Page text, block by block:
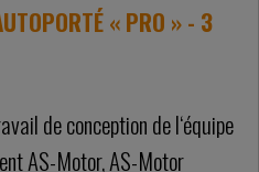
« PRO » - 3
de conception de l‘équipe
AS-Motor, AS-Motor